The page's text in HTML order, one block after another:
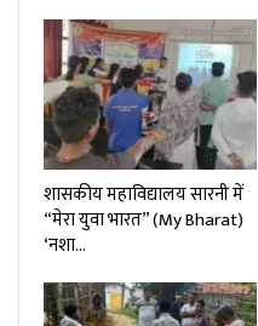
शासकीय महाविद्यालय सारनी में
“मेरा युवा भारत” (My Bharat)
‘नशा…